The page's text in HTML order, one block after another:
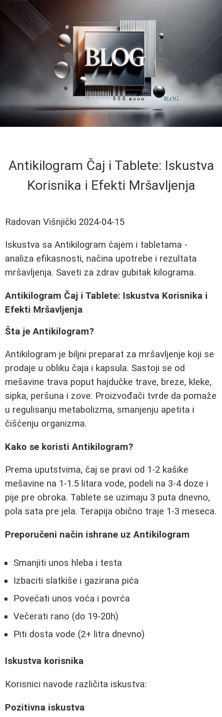
Antikilogram Čaj i Tablete: Iskustva
Korisnika i Efekti Mršavljenja
Radovan Višnjički 2024-04-15
Iskustva sa Antikilogram čajem i tabletama -
analiza efikasnosti, načina upotrebe i rezultata
mršavljenja. Saveti za zdrav gubitak kilograma.
Antikilogram Čaj i Tablete: Iskustva Korisnika i
Efekti Mršavljenja
Šta je Antikilogram?
Antikilogram je biljni preparat za mršavljenje koji se
prodaje u obliku čaja i kapsula. Sastoji se od
mešavine trava poput hajdučke trave, breze, kleke,
sipka, peršuna i zove. Proizvođači tvrde da pomaže
u regulisanju metabolizma, smanjenju apetita i
čišćenju organizma.
Kako se koristi Antikilogram?
Prema uputstvima, čaj se pravi od 1-2 kašike
mešavine na 1-1.5 litara vode, podeli na 3-4 doze i
pije pre obroka. Tablete se uzimaju 3 puta dnevno,
pola sata pre jela. Terapija obično traje 1-3 meseca.
Preporučeni način ishrane uz Antikilogram
Smanjiti unos hleba i testa
Izbaciti slatkiše i gazirana pića
Povećati unos voća i povrća
Večerati rano (do 19-20h)
Piti dosta vode (2+ litra dnevno)
Iskustva korisnika
Korisnici navode različita iskustva:
Pozitivna iskustva